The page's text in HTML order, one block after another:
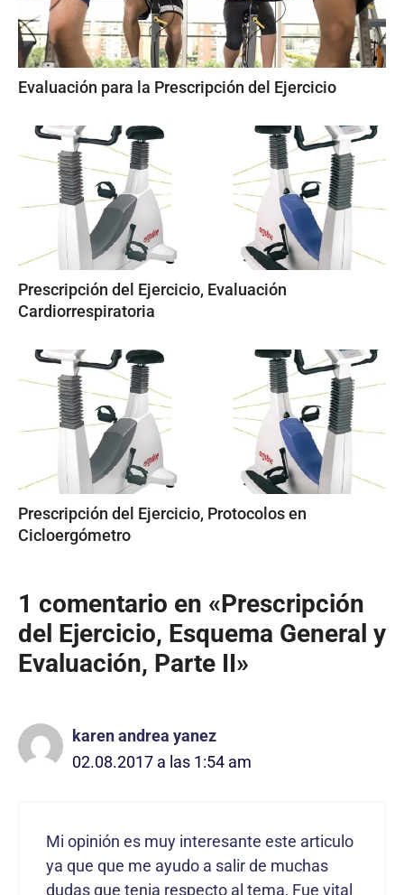
Evaluación para la Prescripción del Ejercicio
Prescripción del Ejercicio, Evaluación
Cardiorrespiratoria
Prescripción del Ejercicio, Protocolos en
Cicloergómetro
1 comentario en «Prescripción
del Ejercicio, Esquema General y
Evaluación, Parte II»
karen andrea yanez
02.08.2017 a las 1:54 am
Mi opinión es muy interesante este articulo
ya que que me ayudo a salir de muchas
dudas que tenia respecto al tema, Fue vital